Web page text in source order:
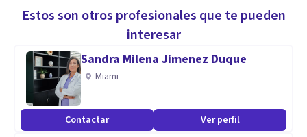
Cuento con medios de pago electrónicos como Pay-Pal,
MercadoPago y transferencia electrónica para mayor
comodidad.
Podes escribirme al Whatsapp para más info!
Aptitudes
Jovenes-Adultos.
Estos son otros profesionales que te pueden
interesar
Sandra Milena Jimenez Duque
Miami
Contactar Ver perfil